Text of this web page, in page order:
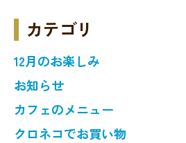
カテゴリ
12月のお楽しみ
お知らせ
カフェのメニュー
クロネコでお買い物